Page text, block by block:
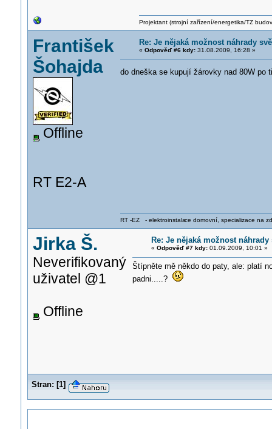
Projektant (strojní zařízení/energetika/TZ
František
Šohajda
Offline
RT E2-A
Re: Je nějaká možnost náhrady
« Odpověď #6 kdy:31.08.2009, 16:28 »
do dneška se kupují žárovky nad 80W po
RT -EZ - elektroinstalace domovní, specializace na
Jirka Š.
Neverifikovaný
uživatel @1
Offline
Re: Je nějaká možnost
« Odpověď #7 kdy:01.09.2009, 10:01 »
Štípněte mě někdo do paty, ale: platí
padni.....?
Stran: [1]